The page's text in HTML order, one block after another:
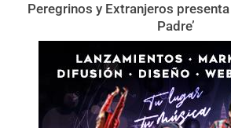
Peregrinos y Extranjeros presenta
Padre’